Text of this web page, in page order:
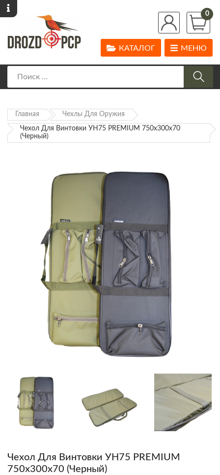
0
МЕНЮ
КАТАЛОГ
Главная Чехлы Для Оружия
Чехол Для Винтовки УН75 PREMIUM 750х300х70
(Черный)
Чехол Для Винтовки УН75 PREMIUM
750х300х70 (Черный)